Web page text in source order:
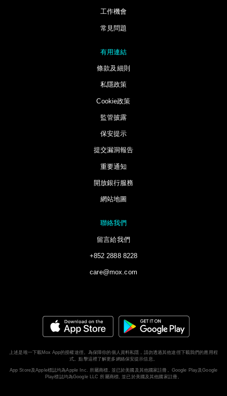
工作機會
常見問題
有用連結
條款及細則
私隱政策
Cookie政策
監管披露
保安提示
提交漏洞報告
重要通知
開放銀行服務
網站地圖
聯絡我們
留言給我們
+852 2888 8228
care@mox.com
上述是唯一下載Mox App的授權途徑。為保障你的個人資料私隱，請勿透過其他途徑下載我們的應用程
式。點擊這裡了解更多網絡保安提示信息。
App Store及Apple標誌均為Apple Inc. 所屬商標, 並已於美國及其他國家註冊。Google Play及Google
Play標誌均為Google LLC 所屬商標, 並已於美國及其他國家註冊。